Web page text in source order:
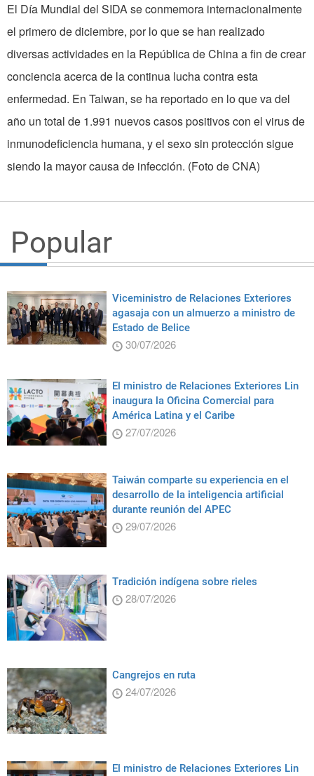
El Día Mundial del SIDA se conmemora internacionalmente
el primero de diciembre, por lo que se han realizado
diversas actividades en la República de China a fin de crear
conciencia acerca de la continua lucha contra esta
enfermedad. En Taiwan, se ha reportado en lo que va del
año un total de 1.991 nuevos casos positivos con el virus de
inmunodeficiencia humana, y el sexo sin protección sigue
siendo la mayor causa de infección. (Foto de CNA)
Popular
Viceministro de Relaciones Exteriores
agasaja con un almuerzo a ministro de
Estado de Belice
30/07/2026
El ministro de Relaciones Exteriores Lin
inaugura la Oficina Comercial para
América Latina y el Caribe
27/07/2026
Taiwán comparte su experiencia en el
desarrollo de la inteligencia artificial
durante reunión del APEC
29/07/2026
Tradición indígena sobre rieles
28/07/2026
Cangrejos en ruta
24/07/2026
El ministro de Relaciones Exteriores Lin